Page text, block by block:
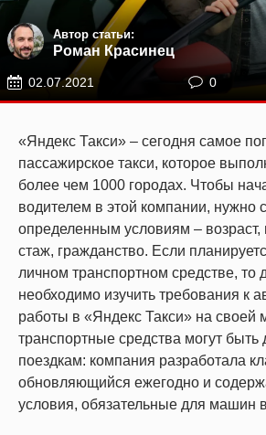
Автор статьи:
Роман Красинец
02.07.2021 0
«Яндекс Такси» – сегодня самое
пассажирское такси, которое
более чем 1000 городах. Чтобы
водителем в этой компании, нужно
определенным условиям – возраст,
стаж, гражданство. Если
личном транспортном средстве, то
необходимо изучить требования к
работы в «Яндекс Такси» на
транспортные средства могут
поездкам: компания разработала
обновляющийся ежегодно и
условия, обязательные для машин